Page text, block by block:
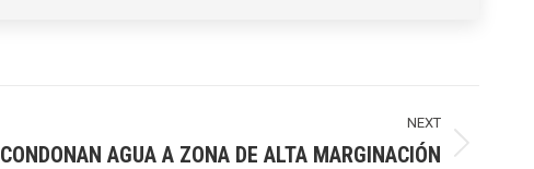
NEXT
CONDONAN AGUA A ZONA DE ALTA MARGINACIÓN